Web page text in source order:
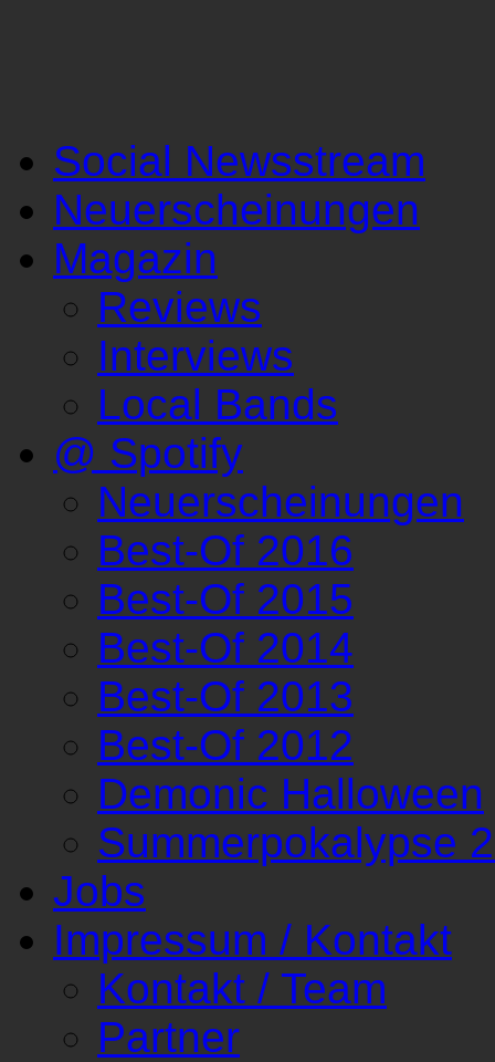
Social Newsstream
Neuerscheinungen
Magazin
Reviews
Interviews
Local Bands
@ Spotify
Neuerscheinungen
Best-Of 2016
Best-Of 2015
Best-Of 2014
Best-Of 2013
Best-Of 2012
Demonic Halloween
Summerpokalypse
Jobs
Impressum / Kontakt
Kontakt / Team
Partner